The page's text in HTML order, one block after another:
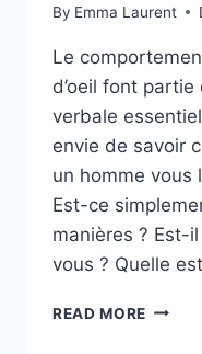
By Emma Laurent
Le
d’oeil font
verbale
envie de savoir
un homme vous
Est-ce
manières ? Est-
vous ? Quelle
READ MORE LES